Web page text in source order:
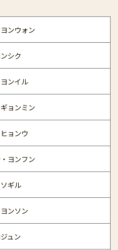
ンウォン
シク
ンイル
ョンミン
ョンウ
ヨンフン
ギル
ンソン
ュン